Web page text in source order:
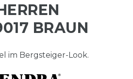
BRAUN
im Bergsteiger-Look.